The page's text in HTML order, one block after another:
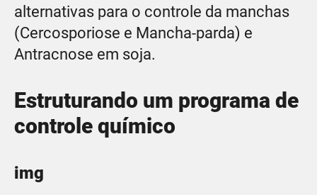
alternativas para o controle da manchas
(Cercosporiose e Mancha-parda) e
Antracnose em soja.
Estruturando um programa de
controle químico
img